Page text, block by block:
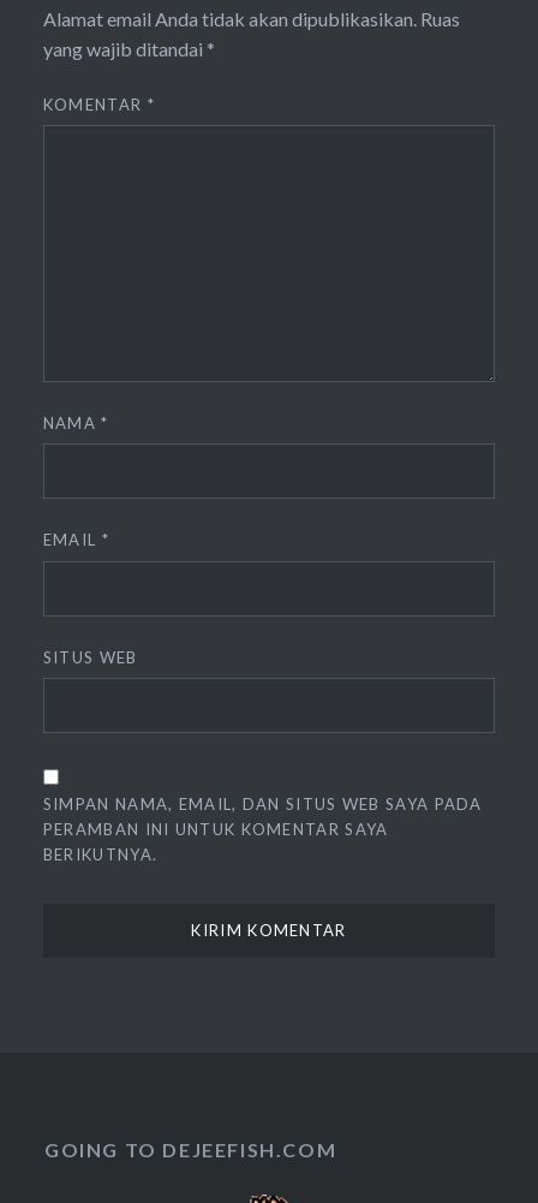
Alamat email Anda tidak akan dipublikasikan. Ruas
yang wajib ditandai *
KOMENTAR *
NAMA*
EMAIL *
SITUS WEB
SIMPAN NAMA, EMAIL, DAN SITUS WEB SAYA PADA
PERAMBAN INI UNTUK KOMENTAR SAYA
BERIKUTNYA.
GOING TO DEJEEFISH.COM